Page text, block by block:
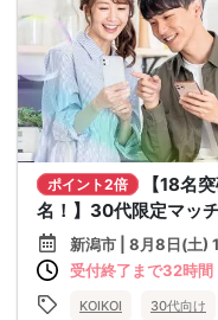
ポイント2倍
【18名
名！】30代限定マッ
新潟市 | 8月8日(土)
受付終了まで32時間
KOIKOI 30代向け